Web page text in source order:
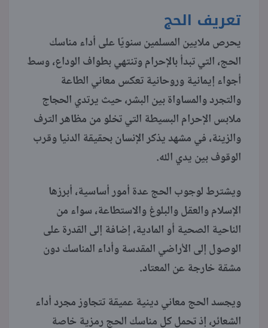
تعريف الحج
يحرص ملايين المسلمين سنويًا على أداء مناسك
الحج، التي تبدأ بالإحرام وتنتهي بطواف الوداع، وسط
أجواء إيمانية وروحانية تعكس معاني الطاعة
والتجرد والمساواة بين البشر، حيث يرتدي الحجاج
ملابس الإحرام البسيطة التي تخلو من مظاهر الترف
والزينة، في مشهد يذكر الإنسان بحقيقة الدنيا وقرب
الوقوف بين يدي الله.
ويشترط لوجوب الحج عدة أمور أساسية، أبرزها
الإسلام والعقل والبلوغ والاستطاعة، سواء من
الناحية الصحية أو المادية، إضافة إلى القدرة على
الوصول إلى الأراضي المقدسة وأداء المناسك دون
مشقة خارجة عن المعتاد.
ويجسد الحج معاني دينية عميقة تتجاوز مجرد أداء
الشعائر، إذ تحمل كل مناسك الحج رمزية خاصة